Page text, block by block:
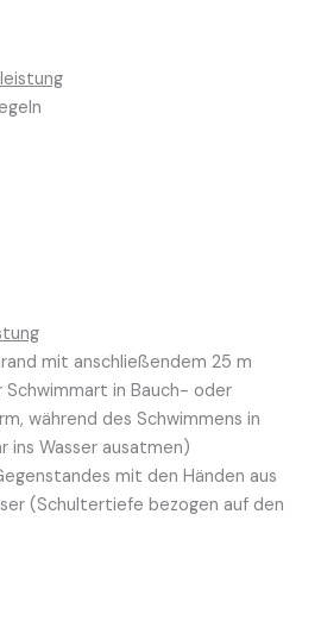
mit anschließendem 25 m
Schwimmart in Bauch- oder
während des Schwimmens in
ins Wasser ausatmen)
mit den Händen aus
(Schultertiefe bezogen auf den